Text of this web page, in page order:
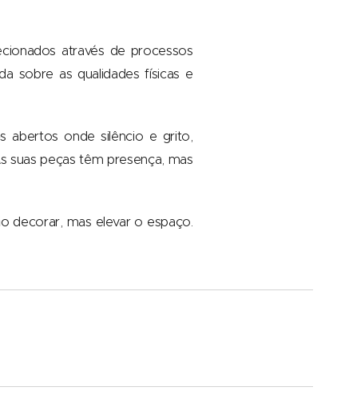
através de processos
sobre as qualidades físicas e
abertos onde silêncio e grito,
suas peças têm presença, mas
decorar, mas elevar o espaço.